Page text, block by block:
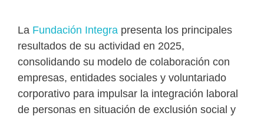
La Fundación Integra presenta los principales
resultados de su actividad en 2025,
consolidando su modelo de colaboración con
empresas, entidades sociales y voluntariado
corporativo para impulsar la integración laboral
de personas en situación de exclusión social y